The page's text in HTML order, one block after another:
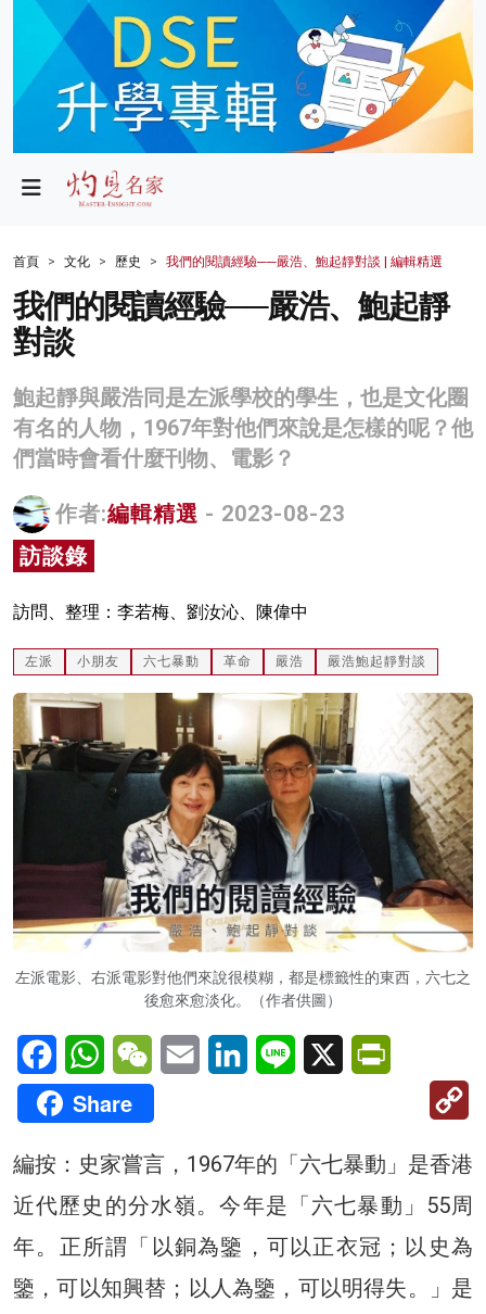
政局
財經
生活
健康
商業
科技
影片
名家榜
灼見活動
關於我們
首頁 文化 歷史 我們的閱讀經驗──嚴浩、鮑起靜對談 | 編輯精選
我們的閱讀經驗──嚴浩、鮑起靜
對談
鮑起靜與嚴浩同是左派學校的學生，也是文化圈
有名的人物，1967年對他們來說是怎樣的呢？他
們當時會看什麼刊物、電影？
作者:編輯精選 - 2023-08-23
訪談錄
訪問、整理：李若梅、劉汝沁、陳偉中
左派 小朋友 六七暴動 革命 嚴浩 嚴浩鮑起靜對談
左派電影、右派電影對他們來說很模糊，都是標籤性的東西，六七之
後愈來愈淡化。（作者供圖）
FacebookWhatsAppWeChatEmail LinkedInLine X
Share
編按：史家嘗言，1967年的「六七暴動」是香港
近代歷史的分水嶺。今年是「六七暴動」55周
年。正所謂「以銅為鑒，可以正衣冠；以史為
鑒，可以知興替；以人為鑒，可以明得失。」是